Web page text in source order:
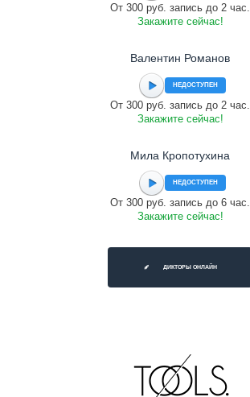
От 300 руб. запись до 2 час.
Закажите сейчас!
Валентин Романов
НЕДОСТУПЕН
От 300 руб. запись до 2 час.
Закажите сейчас!
Мила Кропотухина
НЕДОСТУПЕН
От 300 руб. запись до 6 час.
Закажите сейчас!
ДИКТОРЫ ОНЛАЙН